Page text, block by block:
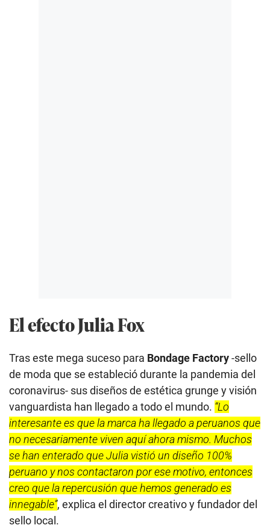
El efecto Julia Fox
Tras este mega suceso para Bondage Factory-sello
de moda que se estableció durante la pandemia del
coronavirus- sus diseños de estética grunge y visión
vanguardista han llegado a todo el mundo. “Lo
interesante es que la marca ha llegado a peruanos que
no necesariamente viven aquí ahora mismo. Muchos
se han enterado que Julia vistió un diseño 100%
peruano y nos contactaron por ese motivo, entonces
creo que la repercusión que hemos generado es
innegable”, explica el director creativo y fundador del
sello local.